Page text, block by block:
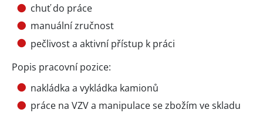
chuť do práce
manuální zručnost
pečlivost a aktivní přístup k práci
Popis pracovní pozice:
nakládka a vykládka kamionů
práce na VZV a manipulace se zbožím ve skladu